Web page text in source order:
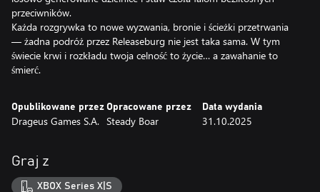
przeciwników.
Każda rozgrywka to nowe wyzwania, bronie i ścieżki przetrwania
— żadna podróż przez Releaseburg nie jest taka sama. W tym
świecie krwi i rozkładu twoja celność to życie… a zawahanie to
śmierć.
Opublikowane przez
Drageus Games S.A.
Opracowane przez
Steady Boar
Data wydania
31.10.2025
Graj z
XBOX Series X|S